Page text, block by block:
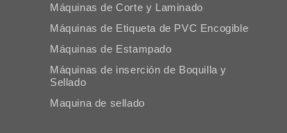
Máquinas de Corte y Laminado
Máquinas de Etiqueta de PVC Encogible
Máquinas de Estampado
Máquinas de inserción de Boquilla y
Sellado
Maquina de sellado